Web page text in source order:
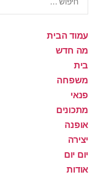
עמוד הבית
מה חדש
בית
משפחה
פנאי
מתכונים
אופנה
יצירה
יום יום
אודות